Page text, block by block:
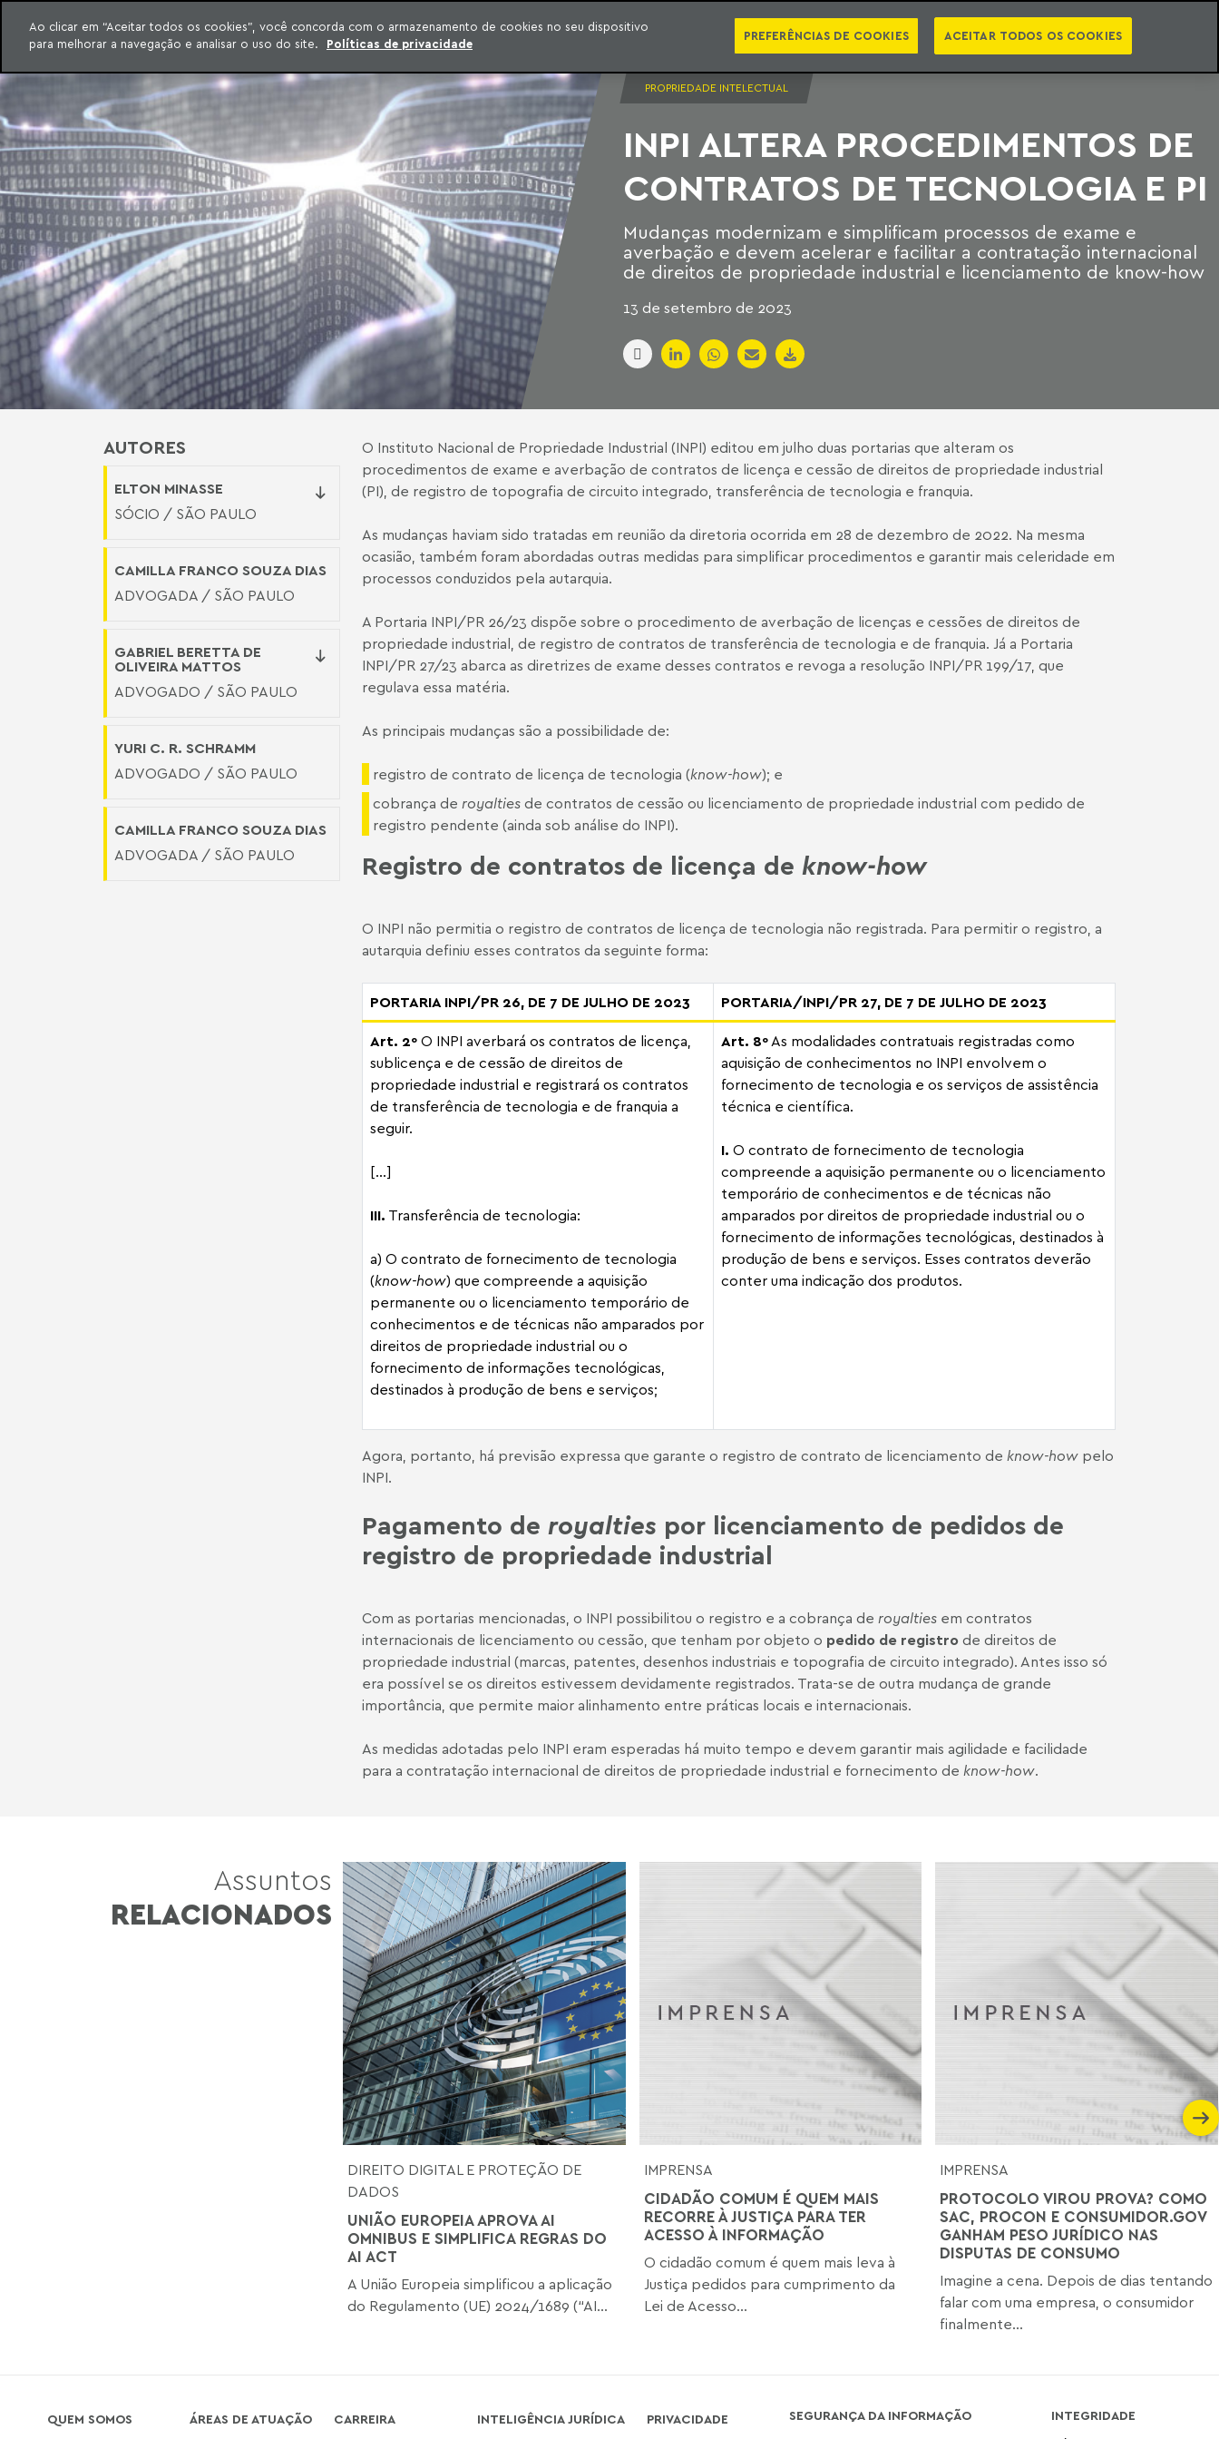
para o conteúdo
Machado Meyer
INTELIGÊNCIA JURÍDICA
CONTEÚDO EXCLUSIVO MACHADO MEYER ADVOGADOS
SÉRIES PUBLICAÇÕES EBOOKS PODCASTS NEWSLETTER VIDEOCASTS PT EN CATEGORIAS
PROPRIEDADE INTELECTUAL
INPI ALTERA PROCEDIMENTOS DE
CONTRATOS DE TECNOLOGIA E PI
Mudanças modernizam e simplificam processos de exame e
averbação e devem acelerar e facilitar a contratação internacional
de direitos de propriedade industrial e licenciamento de know-how
13 de setembro de 2023
AUTORES
ELTON MINASSE
SÓCIO / SÃO PAULO
CAMILLA FRANCO SOUZA DIAS
ADVOGADA / SÃO PAULO
GABRIEL BERETTA DE
OLIVEIRA MATTOS
ADVOGADO / SÃO PAULO
YURI C. R. SCHRAMM
ADVOGADO / SÃO PAULO
CAMILLA FRANCO SOUZA DIAS
ADVOGADA / SÃO PAULO
O Instituto Nacional de Propriedade Industrial (INPI) editou em julho duas portarias que alteram os
procedimentos de exame e averbação de contratos de licença e cessão de direitos de propriedade industrial
(PI), de registro de topografia de circuito integrado, transferência de tecnologia e franquia.
As mudanças haviam sido tratadas em reunião da diretoria ocorrida em 28 de dezembro de 2022. Na mesma
ocasião, também foram abordadas outras medidas para simplificar procedimentos e garantir mais celeridade em
processos conduzidos pela autarquia.
A Portaria INPI/PR 26/23 dispõe sobre o procedimento de averbação de licenças e cessões de direitos de
propriedade industrial, de registro de contratos de transferência de tecnologia e de franquia. Já a Portaria
INPI/PR 27/23 abarca as diretrizes de exame desses contratos e revoga a resolução INPI/PR 199/17, que
regulava essa matéria.
As principais mudanças são a possibilidade de:
registro de contrato de licença de tecnologia (know-how); e
cobrança de royalties de contratos de cessão ou licenciamento de propriedade industrial com pedido de
registro pendente (ainda sob análise do INPI).
Registro de contratos de licença de know-how
O INPI não permitia o registro de contratos de licença de tecnologia não registrada. Para permitir o registro, a
autarquia definiu esses contratos da seguinte forma:
PORTARIA INPI/PR 26, DE 7 DE JULHO DE 2023 PORTARIA/INPI/PR 27, DE 7 DE JULHO DE 2023
Art. 2º O INPI averbará os contratos de licença,
sublicença e de cessão de direitos de
propriedade industrial e registrará os contratos
de transferência de tecnologia e de franquia a
seguir.
[...]
III. Transferência de tecnologia:
a) O contrato de fornecimento de tecnologia
(know-how) que compreende a aquisição
permanente ou o licenciamento temporário de
conhecimentos e de técnicas não amparados por
direitos de propriedade industrial ou o
fornecimento de informações tecnológicas,
destinados à produção de bens e serviços;
Art. 8ºAs modalidades contratuais registradas como
aquisição de conhecimentos no INPI envolvem o
fornecimento de tecnologia e os serviços de assistência
técnica e científica.
I. O contrato de fornecimento de tecnologia
compreende a aquisição permanente ou o licenciamento
temporário de conhecimentos e de técnicas não
amparados por direitos de propriedade industrial ou o
fornecimento de informações tecnológicas, destinados à
produção de bens e serviços. Esses contratos deverão
conter uma indicação dos produtos.
Agora, portanto, há previsão expressa que garante o registro de contrato de licenciamento de know-how pelo
INPI.
Pagamento de royalties por licenciamento de pedidos de
registro de propriedade industrial
Com as portarias mencionadas, o INPI possibilitou o registro e a cobrança de royalties em contratos
internacionais de licenciamento ou cessão, que tenham por objeto o pedido de registro de direitos de
propriedade industrial (marcas, patentes, desenhos industriais e topografia de circuito integrado). Antes isso só
era possível se os direitos estivessem devidamente registrados. Trata-se de outra mudança de grande
importância, que permite maior alinhamento entre práticas locais e internacionais.
As medidas adotadas pelo INPI eram esperadas há muito tempo e devem garantir mais agilidade e facilidade
para a contratação internacional de direitos de propriedade industrial e fornecimento de know-how.
Assuntos
RELACIONADOS
DIREITO DIGITAL E PROTEÇÃO DE
DADOS
UNIÃO EUROPEIA APROVA AI
OMNIBUS E SIMPLIFICA REGRAS DO
AI ACT
A União Europeia simplificou a aplicação
do Regulamento (UE) 2024/1689 (“AI...
IMPRENSA
CIDADÃO COMUM É QUEM MAIS
RECORRE À JUSTIÇA PARA TER
ACESSO À INFORMAÇÃO
O cidadão comum é quem mais leva à
Justiça pedidos para cumprimento da
Lei de Acesso...
IMPRENSA
PROTOCOLO VIROU PROVA? COMO
SAC, PROCON E CONSUMIDOR.GOV
GANHAM PESO JURÍDICO NAS
DISPUTAS DE CONSUMO
Imagine a cena. Depois de dias tentando
falar com uma empresa, o consumidor
finalmente...
QUEM SOMOS ÁREAS DE ATUAÇÃO CARREIRA INTELIGÊNCIA JURÍDICA PRIVACIDADE
SEGURANÇA DA INFORMAÇÃO
INTEGRIDADE
Ao clicar em “Aceitar todos os cookies”, você concorda com o armazenamento de cookies no seu dispositivo
para melhorar a navegação e analisar o uso do site.
Políticas de privacidade
PREFERÊNCIAS DE COOKIES ACEITAR TODOS OS COOKIES